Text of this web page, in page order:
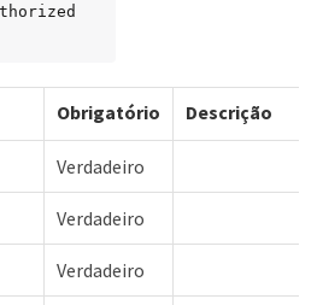
Obrigatório Descrição
Verdadeiro
Verdadeiro
Verdadeiro